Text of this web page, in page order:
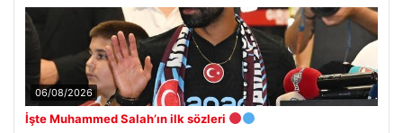
06/08/2026
İşte Muhammed Salah’ın ilk sözleri